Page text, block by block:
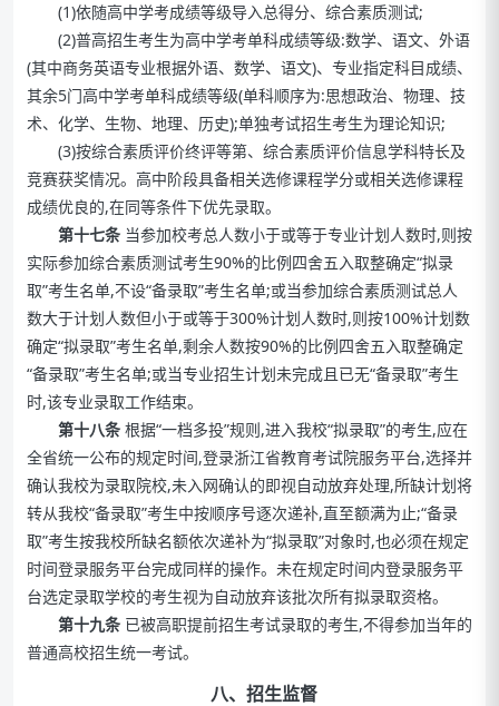
(1)依随高中学考成绩等级导入总得分、综合素质测试;
(2)普高招生考生为高中学考单科成绩等级:数学、语文、外语
(其中商务英语专业根据外语、数学、语文)、专业指定科目成绩、
其余5门高中学考单科成绩等级(单科顺序为:思想政治、物理、技
术、化学、生物、地理、历史);单独考试招生考生为理论知识;
(3)按综合素质评价终评等第、综合素质评价信息学科特长及
竞赛获奖情况。高中阶段具备相关选修课程学分或相关选修课程
成绩优良的,在同等条件下优先录取。
第十七条 当参加校考总人数小于或等于专业计划人数时,则按
实际参加综合素质测试考生90%的比例四舍五入取整确定“拟录
取”考生名单,不设“备录取”考生名单;或当参加综合素质测试总人
数大于计划人数但小于或等于300%计划人数时,则按100%计划数
确定“拟录取”考生名单,剩余人数按90%的比例四舍五入取整确定
“备录取”考生名单;或当专业招生计划未完成且已无“备录取”考生
时,该专业录取工作结束。
第十八条 根据“一档多投”规则,进入我校“拟录取”的考生,应在
全省统一公布的规定时间,登录浙江省教育考试院服务平台,选择并
确认我校为录取院校,未入网确认的即视自动放弃处理,所缺计划将
转从我校“备录取”考生中按顺序号逐次递补,直至额满为止;“备录
取”考生按我校所缺名额依次递补为“拟录取”对象时,也必须在规定
时间登录服务平台完成同样的操作。未在规定时间内登录服务平
台选定录取学校的考生视为自动放弃该批次所有拟录取资格。
第十九条 已被高职提前招生考试录取的考生,不得参加当年的
普通高校招生统一考试。
八、招生监督